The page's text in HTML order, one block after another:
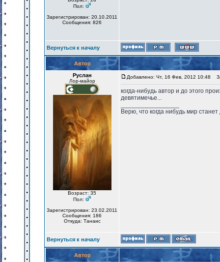
Пол:
Зарегистрирован: 20.10.2011
Сообщения: 826
Вернуться к началу
Автор
Руслан
Лор-майор
Возраст: 35
Пол:
Зарегистрирован: 23.02.2011
Сообщения: 186
Откуда: Танаис
Добавлено: Чт, 16 Фев, 2012 10:48
когда-нибудь автор и до этого
девятимечье...
Верю, что когда нибудь мир
Вернуться к началу
Автор